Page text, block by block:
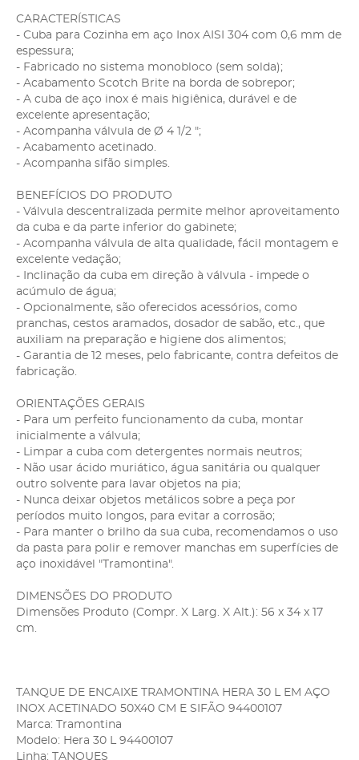
CARACTERÍSTICAS
- Cuba para Cozinha em aço Inox AISI 304 com 0,6 mm de
espessura;
- Fabricado no sistema monobloco (sem solda);
- Acabamento Scotch Brite na borda de sobrepor;
- A cuba de aço inox é mais higiênica, durável e de
excelente apresentação;
- Acompanha válvula de Ø 4 1/2 ";
- Acabamento acetinado.
- Acompanha sifão simples.
BENEFÍCIOS DO PRODUTO
- Válvula descentralizada permite melhor aproveitamento
da cuba e da parte inferior do gabinete;
- Acompanha válvula de alta qualidade, fácil montagem e
excelente vedação;
- Inclinação da cuba em direção à válvula - impede o
acúmulo de água;
- Opcionalmente, são oferecidos acessórios, como
pranchas, cestos aramados, dosador de sabão, etc., que
auxiliam na preparação e higiene dos alimentos;
- Garantia de 12 meses, pelo fabricante, contra defeitos de
fabricação.
ORIENTAÇÕES GERAIS
- Para um perfeito funcionamento da cuba, montar
inicialmente a válvula;
- Limpar a cuba com detergentes normais neutros;
- Não usar ácido muriático, água sanitária ou qualquer
outro solvente para lavar objetos na pia;
- Nunca deixar objetos metálicos sobre a peça por
períodos muito longos, para evitar a corrosão;
- Para manter o brilho da sua cuba, recomendamos o uso
da pasta para polir e remover manchas em superfícies de
aço inoxidável "Tramontina".
DIMENSÕES DO PRODUTO
Dimensões Produto (Compr. X Larg. X Alt.): 56 x 34 x 17
cm.
TANQUE DE ENCAIXE TRAMONTINA HERA 30 L EM AÇO
INOX ACETINADO 50X40 CM E SIFÃO 94400107
Marca: Tramontina
Modelo: Hera 30 L 94400107
Linha: TANQUES